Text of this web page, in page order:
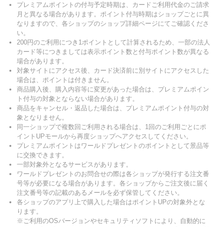
プレミアムポイントの付与予定時期は、カードご利用代金のご請求
月と異なる場合があります。ポイント付与時期はショップごとに異
なりますので、各ショップのショップ詳細ページにてご確認くださ
い。
200円のご利用につき1ポイントとして計算されるため、一部の法人
カード等につきましては表示ポイント数と付与ポイント数が異なる
場合があります。
対象サイトにアクセス後、カード決済前に別サイトにアクセスした
場合は、ポイントは付きません。
商品購入後、購入内容等に変更があった場合は、プレミアムポイン
ト付与の対象とならない場合があります。
商品をキャンセル・返品した場合は、プレミアムポイント付与の対
象となりません。
同一ショップで複数回ご利用される場合は、1回のご利用ごとにポ
イントUPモールから再度ショップへアクセスしてください。
プレミアムポイントはワールドプレゼントのポイントとして景品等
に交換できます。
一部対象外となるサービスがあります。
ワールドプレゼントのお問合せの際は各ショップが発行する注文番
号等が必要になる場合があります。各ショップからご注文後に届く
注文番号等の記載のあるメールを必ず保管してください。
各ショップのアプリ上で購入した場合はポイントUPの対象外とな
ります。
※ご利用のOSバージョンやセキュリティソフトにより、自動的に